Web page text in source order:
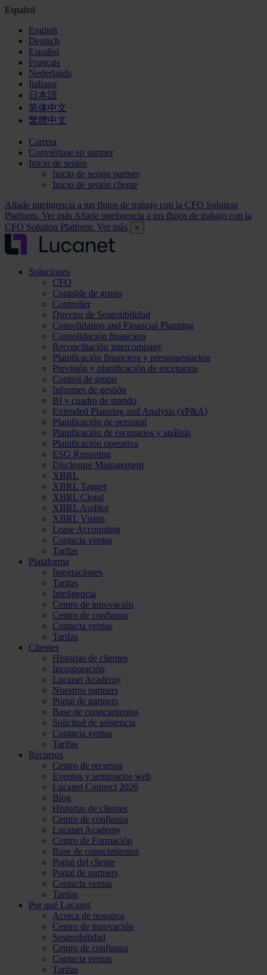
Español
English
Deutsch
Español
Français
Nederlands
Italiano
日本語
简体中文
繁體中文
Carrera
Conviértase en partner
Inicio de sesión
Inicio de sesión partner
Inicio de sesión cliente
Añade inteligencia a tus flujos de trabajo con la CFO Solution
Platform. Ver más Añade inteligencia a tus flujos de trabajo con la
CFO Solution Platform. Ver más
×
Soluciones
CFO
Contable de grupo
Controller
Director de Sostenibilidad
Consolidation and Financial Planning
Consolidación financiera
Reconciliación intercompany
Planificación financiera y presupuestación
Previsión y planificación de escenarios
Control de grupo
Informes de gestión
BI y cuadro de mando
Extended Planning and Analysis (xP&A)
Planificación de personal
Planificación de escenarios y análisis
Planificación operativa
ESG Reporting
Disclosure Management
XBRL
XBRL Tagger
XBRL Cloud
XBRL Auditor
XBRL Vision
Lease Accounting
Contacta ventas
Tarifas
Plataforma
Integraciones
Tarifas
Inteligencia
Centro de innovación
Centro de confianza
Contacta ventas
Tarifas
Clientes
Historias de clientes
Incorporación
Lucanet Academy
Nuestros partners
Portal de partners
Base de conocimientos
Solicitud de asistencia
Contacta ventas
Tarifas
Recursos
Centro de recursos
Eventos y seminarios web
Lucanet Connect 2026
Blog
Historias de clientes
Centro de confianza
Lucanet Academy
Centro de Formación
Base de conocimientos
Portal del cliente
Portal de partners
Contacta ventas
Tarifas
Por qué Lucanet
Acerca de nosotros
Centro de innovación
Sostenibilidad
Centro de confianza
Contacta ventas
Tarifas